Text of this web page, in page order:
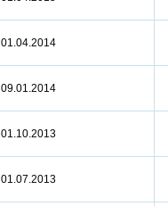
01.04.2014
09.01.2014
01.10.2013
01.07.2013